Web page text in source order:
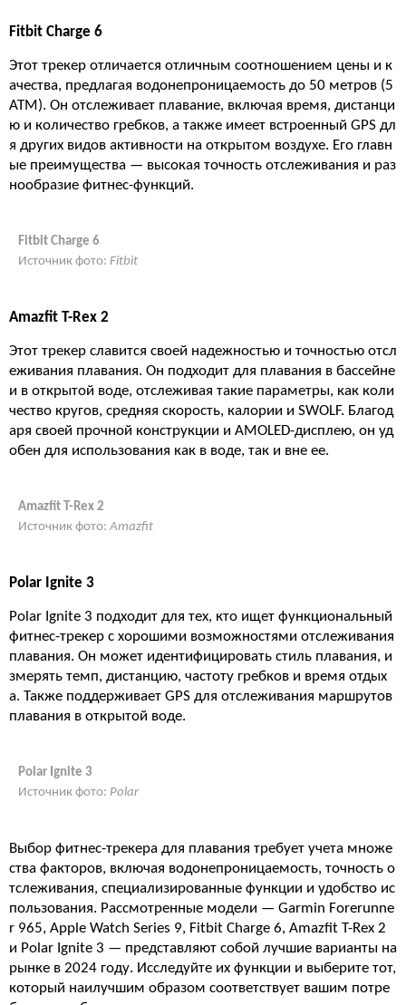
Fitbit Charge 6
Этот трекер отличается отличным соотношением цены и к
ачества, предлагая водонепроницаемость до 50 метров (5
ATM). Он отслеживает плавание, включая время, дистанци
ю и количество гребков, а также имеет встроенный GPS дл
я других видов активности на открытом воздухе. Его главн
ые преимущества — высокая точность отслеживания и раз
нообразие фитнес-функций.
Fitbit Charge 6
Источник фото: Fitbit
Amazfit T-Rex 2
Этот трекер славится своей надежностью и точностью отсл
еживания плавания. Он подходит для плавания в бассейне
и в открытой воде, отслеживая такие параметры, как коли
чество кругов, средняя скорость, калории и SWOLF. Благод
аря своей прочной конструкции и AMOLED-дисплею, он уд
обен для использования как в воде, так и вне ее​.
Amazfit T-Rex 2
Источник фото: Amazfit
Polar Ignite 3
Polar Ignite 3 подходит для тех, кто ищет функциональный
фитнес-трекер с хорошими возможностями отслеживания
плавания. Он может идентифицировать стиль плавания, и
змерять темп, дистанцию, частоту гребков и время отдых
а. Также поддерживает GPS для отслеживания маршрутов
плавания в открытой воде​.
Polar Ignite 3
Источник фото: Polar
Выбор фитнес-трекера для плавания требует учета множе
ства факторов, включая водонепроницаемость, точность о
тслеживания, специализированные функции и удобство ис
пользования. Рассмотренные модели — Garmin Forerunne
r 965, Apple Watch Series 9, Fitbit Charge 6, Amazfit T-Rex 2
и Polar Ignite 3 — представляют собой лучшие варианты на
рынке в 2024 году. Исследуйте их функции и выберите тот,
который наилучшим образом соответствует вашим потре